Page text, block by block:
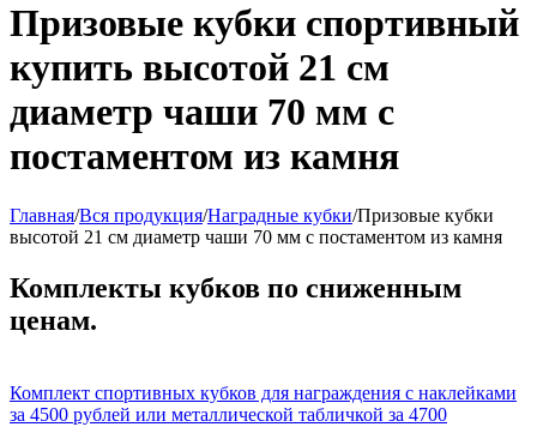
Призовые кубки спортивный
купить высотой 21 см
диаметр чаши 70 мм с
постаментом из камня
Главная/Вся продукция/Наградные кубки/Призовые кубки
высотой 21 см диаметр чаши 70 мм с постаментом из камня
Комплекты кубков по сниженным
ценам.
Комплект спортивных кубков для награждения с наклейками
за 4500 рублей или металлической табличкой за 4700